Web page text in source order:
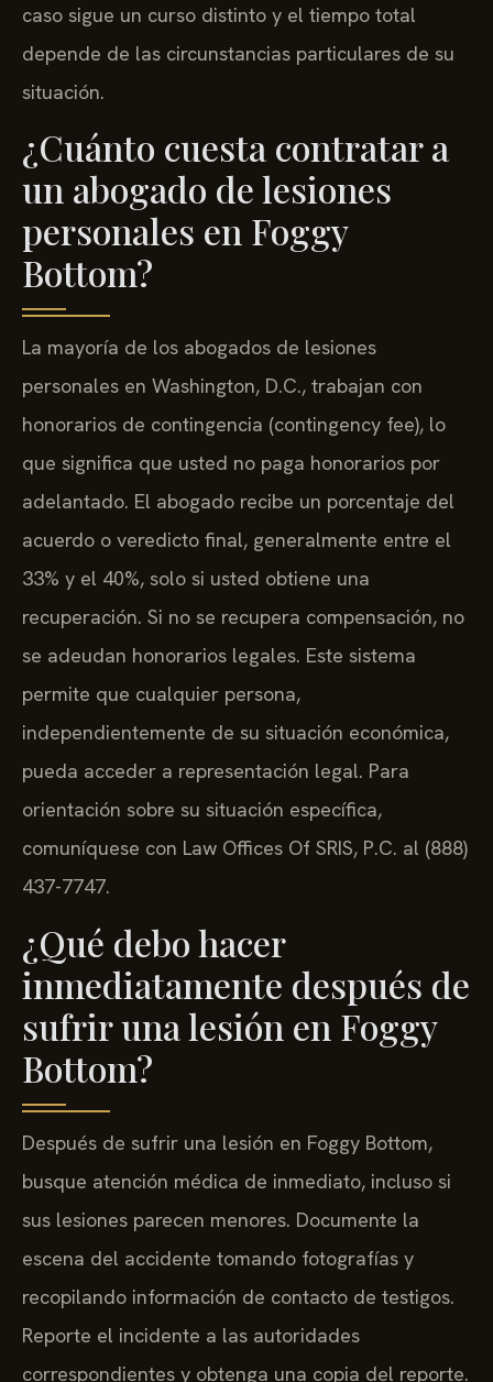
caso sigue un curso distinto y el tiempo total
depende de las circunstancias particulares de su
situación.
¿Cuánto cuesta contratar a
un abogado de lesiones
personales en Foggy
Bottom?
La mayoría de los abogados de lesiones
personales en Washington, D.C., trabajan con
honorarios de contingencia (contingency fee), lo
que significa que usted no paga honorarios por
adelantado. El abogado recibe un porcentaje del
acuerdo o veredicto final, generalmente entre el
33% y el 40%, solo si usted obtiene una
recuperación. Si no se recupera compensación, no
se adeudan honorarios legales. Este sistema
permite que cualquier persona,
independientemente de su situación económica,
pueda acceder a representación legal. Para
orientación sobre su situación específica,
comuníquese con Law Offices Of SRIS, P.C. al (888)
437-7747.
¿Qué debo hacer
inmediatamente después de
sufrir una lesión en Foggy
Bottom?
Después de sufrir una lesión en Foggy Bottom,
busque atención médica de inmediato, incluso si
sus lesiones parecen menores. Documente la
escena del accidente tomando fotografías y
recopilando información de contacto de testigos.
Reporte el incidente a las autoridades
correspondientes y obtenga una copia del reporte.